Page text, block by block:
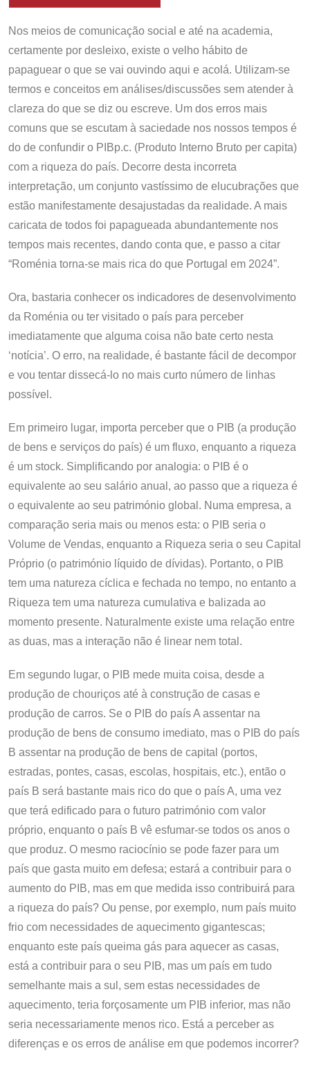
Nos meios de comunicação social e até na academia,
certamente por desleixo, existe o velho hábito de
papaguear o que se vai ouvindo aqui e acolá. Utilizam-se
termos e conceitos em análises/discussões sem atender à
clareza do que se diz ou escreve. Um dos erros mais
comuns que se escutam à saciedade nos nossos tempos é
do de confundir o PIBp.c. (Produto Interno Bruto per capita)
com a riqueza do país. Decorre desta incorreta
interpretação, um conjunto vastíssimo de elucubrações que
estão manifestamente desajustadas da realidade. A mais
caricata de todos foi papagueada abundantemente nos
tempos mais recentes, dando conta que, e passo a citar
“Roménia torna-se mais rica do que Portugal em 2024”.
Ora, bastaria conhecer os indicadores de desenvolvimento
da Roménia ou ter visitado o país para perceber
imediatamente que alguma coisa não bate certo nesta
‘notícia’. O erro, na realidade, é bastante fácil de decompor
e vou tentar dissecá-lo no mais curto número de linhas
possível.
Em primeiro lugar, importa perceber que o PIB (a produção
de bens e serviços do país) é um fluxo, enquanto a riqueza
é um stock. Simplificando por analogia: o PIB é o
equivalente ao seu salário anual, ao passo que a riqueza é
o equivalente ao seu património global. Numa empresa, a
comparação seria mais ou menos esta: o PIB seria o
Volume de Vendas, enquanto a Riqueza seria o seu Capital
Próprio (o património líquido de dívidas). Portanto, o PIB
tem uma natureza cíclica e fechada no tempo, no entanto a
Riqueza tem uma natureza cumulativa e balizada ao
momento presente. Naturalmente existe uma relação entre
as duas, mas a interação não é linear nem total.
Em segundo lugar, o PIB mede muita coisa, desde a
produção de chouriços até à construção de casas e
produção de carros. Se o PIB do país A assentar na
produção de bens de consumo imediato, mas o PIB do país
B assentar na produção de bens de capital (portos,
estradas, pontes, casas, escolas, hospitais, etc.), então o
país B será bastante mais rico do que o país A, uma vez
que terá edificado para o futuro património com valor
próprio, enquanto o país B vê esfumar-se todos os anos o
que produz. O mesmo raciocínio se pode fazer para um
país que gasta muito em defesa; estará a contribuir para o
aumento do PIB, mas em que medida isso contribuirá para
a riqueza do país? Ou pense, por exemplo, num país muito
frio com necessidades de aquecimento gigantescas;
enquanto este país queima gás para aquecer as casas,
está a contribuir para o seu PIB, mas um país em tudo
semelhante mais a sul, sem estas necessidades de
aquecimento, teria forçosamente um PIB inferior, mas não
seria necessariamente menos rico. Está a perceber as
diferenças e os erros de análise em que podemos incorrer?